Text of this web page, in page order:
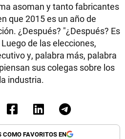
asoman y tanto fabricantes
que 2015 es un año de
¿Después? "¿Después? Es
de las elecciones,
y, palabra más, palabra
sus colegas sobre los
industria.
COMO FAVORITOS EN